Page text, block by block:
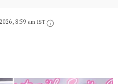
8:59 am IST